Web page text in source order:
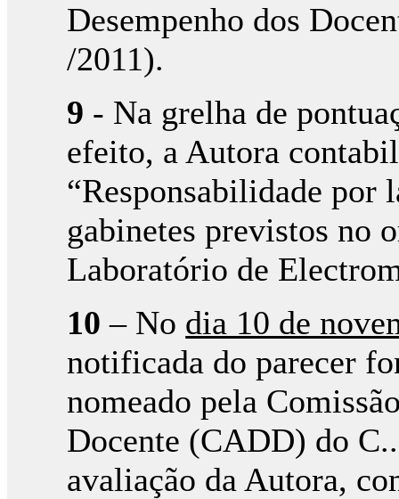
Desempenho dos
/2011).
9 - Na grelha de
efeito, a Autora
“Responsabilidade por
gabinetes previstos no
Laboratório de
10 – No dia 10 de
notificada do parecer
nomeado pela
Docente (CADD) do
avaliação da Autora,